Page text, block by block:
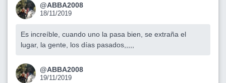
@ABBA2008
18/11/2019
Es increíble, cuando uno la pasa bien, se extraña el
lugar, la gente, los días pasados,,,,,
@ABBA2008
19/11/2019